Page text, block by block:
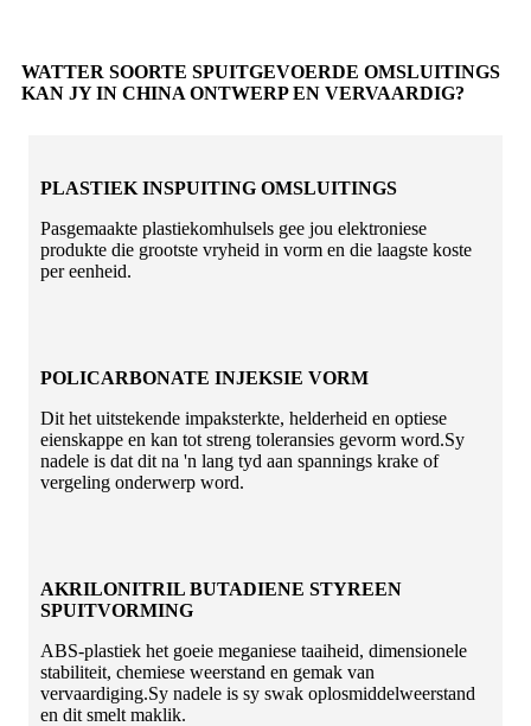
WATTER SOORTE SPUITGEVOERDE OMSLUITINGS
KAN JY IN CHINA ONTWERP EN VERVAARDIG?
PLASTIEK INSPUITING OMSLUITINGS
Pasgemaakte plastiekomhulsels gee jou elektroniese
produkte die grootste vryheid in vorm en die laagste koste
per eenheid.
POLICARBONATE INJEKSIE VORM
Dit het uitstekende impaksterkte, helderheid en optiese
eienskappe en kan tot streng toleransies gevorm word.Sy
nadele is dat dit na 'n lang tyd aan spannings krake of
vergeling onderwerp word.
AKRILONITRIL BUTADIENE STYREEN
SPUITVORMING
ABS-plastiek het goeie meganiese taaiheid, dimensionele
stabiliteit, chemiese weerstand en gemak van
vervaardiging.Sy nadele is sy swak oplosmiddelweerstand
en dit smelt maklik.